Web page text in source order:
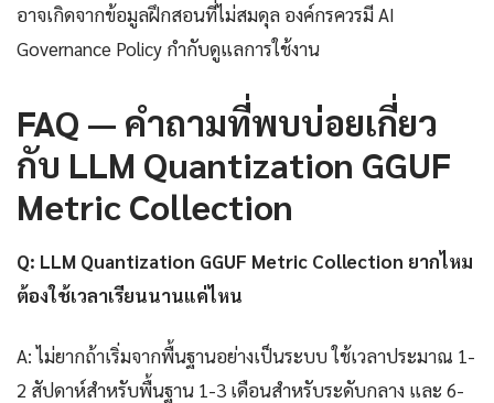
อาจเกิดจากข้อมูลฝึกสอนที่ไม่สมดุล องค์กรควรมี AI
Governance Policy กำกับดูแลการใช้งาน
FAQ — คำถามที่พบบ่อยเกี่ยว
กับ LLM Quantization GGUF
Metric Collection
Q: LLM Quantization GGUF Metric Collection ยากไหม
ต้องใช้เวลาเรียนนานแค่ไหน
A: ไม่ยากถ้าเริ่มจากพื้นฐานอย่างเป็นระบบ ใช้เวลาประมาณ 1-
2 สัปดาห์สำหรับพื้นฐาน 1-3 เดือนสำหรับระดับกลาง และ 6-